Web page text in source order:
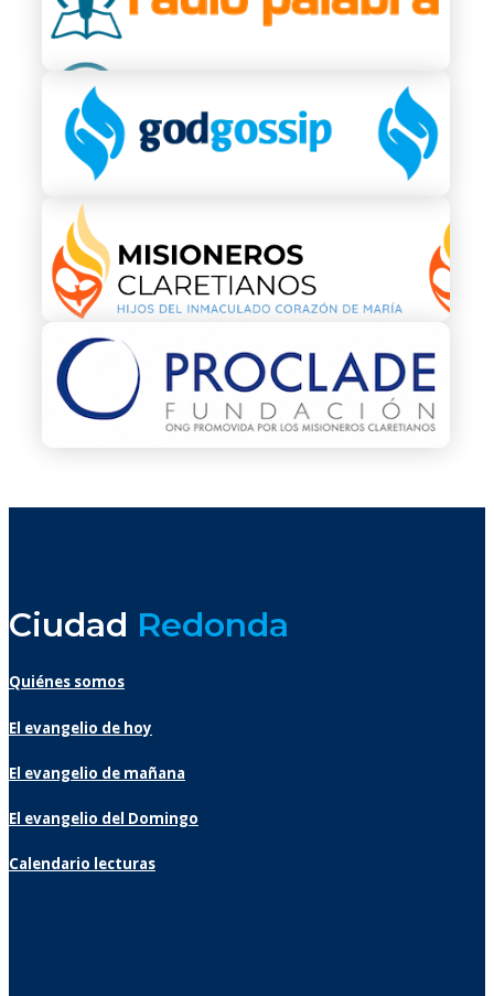
Ciudad Redonda
Quiénes somos
El evangelio de hoy
El evangelio de mañana
El evangelio del Domingo
Calendario lecturas